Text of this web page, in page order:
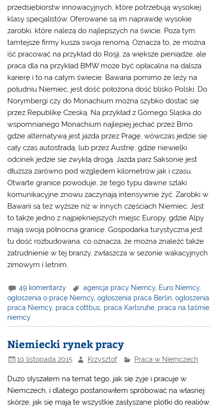
przedsiębiorstw innowacyjnych, które potrzebują wysokiej
klasy specjalistów. Oferowane są im naprawdę wysokie
zarobki, które nalezą do najlepszych na świcie. Poza tym
tamtejsze firmy kusza swoja renomą. Oznacza to, że można
iść pracować na przykład do Rosji, za większe pieniądze, ale
praca dla na przykład BMW może być opłacalna na dalsza
karierę i to na całym świecie. Bawaria pomimo że leży na
południu Niemiec, jest dość położona dość blisko Polski. Do
Norymbergi czy do Monachium można szybko dostać się
przez Republikę Czeską. Na przykład z Górnego Sląska do
wspomnianego Monachium najlepiej jechać przez Brno
gdzie alternatywą jest jazda przez Pragę, wówczas jedzie się
cały czas autostradą, lub przez Austrię, gdzie niewielki
odcinek jedzie się zwykłą drogą. Jazda parz Saksonie jest
dłuższa zarówno pod względem kilometrów jak i czasu.
Otwarte granice powoduje, że tego typu dawne szlaki
komunikacyjne znowu zaczynają intensywnie żyć. Zarobki w
Bawarii są tez wyższe niż w innych częściach Niemiec. Jest
to także jedno z najpiękniejszych miejsc Europy, gdzie Alpy
mają swoją północna granicę. Gospodarka turystyczna jest
tu dość rozbudowana, co oznacza, że można znaleźć także
zatrudnienie w tej branży, zwłaszcza w sezonie wakacyjnych
zimowym i letnim.
49 komentarzy agencja pracy Niemcy, Euro Niemcy,
ogłoszenia o pracę Niemcy,ogłoszenia praca Berlin ,ogłoszenia
praca Niemcy, praca cottbus praca Karlsruhe praca na taśmie
niemcy
Niemiecki rynek pracy
10 listopada 2015 Krzysztof Praca w Niemczech
Dużo słyszałem na temat tego, jak się żyje i pracuje w
Niemczech, i dlatego postanowiłem spróbować na własnej
skórze, jak się mają te wszystkie zasłyszane plotki do realiów.